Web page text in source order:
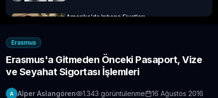
Amerika'da Iphone Fiyatları
Londra Erasmus Stajı Hikayem ve Tavsiyelerim
11.304gör.9 yıldan fazla önce
Erasmus
Erasmus'a Gitmeden Önceki Pasaport, Vize
ve Seyahat Sigortası İşlemleri
A Alper Aslangören 1.343 görüntülenme 16 Ağustos 2016